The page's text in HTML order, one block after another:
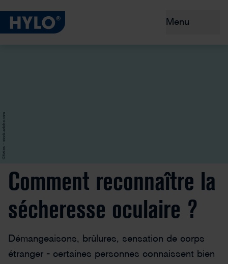
Menu
©fizkes - stock.adobe.com
Comment reconnaître la
sécheresse oculaire ?
Démangeaisons, brûlures, sensation de corps
étranger - certaines personnes connaissent bien